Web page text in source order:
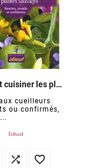
Cueillir et cuisiner les plantes sauvages
cueilleurs
ou confirmés,
 